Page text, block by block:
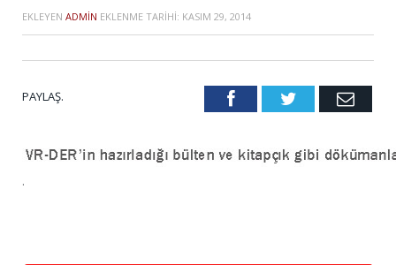
EKLEYEN ADMIN EKLENME TARIHI: KASIM 29, 2014
PAYLAŞ. FacebookTwitter Email
.